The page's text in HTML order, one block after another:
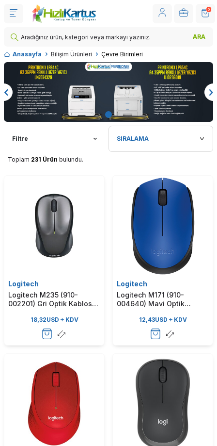
ARA
0
Anasayfa Bilişim Ürünleri Çevre Birimleri
Filtre
Toplam 231 Ürün bulundu.
Logitech
Logitech M235 (910-
002201) Gri Optik Kablosuz
18,32USD KDV
Logitech
Logitech M171 (910-
004640) Mavi Optik
12,43USD KDV